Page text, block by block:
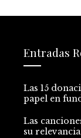
Entradas
Las 15
papel en
Las
su